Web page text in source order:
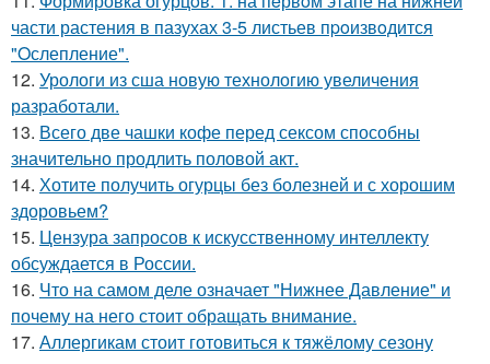
части растения в пазухах 3-5 листьев пpoизвoдится
"Oслепление".
12. Урологи из сша новую технологию увеличения
разработали.
13. Всего две чашки кофе перед сексом способны
значительно продлить половой акт.
14. Хотите получить огурцы без болезней и с хорошим
здоровьем?
15. Цензура запросов к искусственному интеллекту
обсуждается в России.
16. Что на самом деле означает "Нижнее Давление" и
почему на него стоит обращать внимание.
17. Аллергикам стоит готовиться к тяжёлому сезону